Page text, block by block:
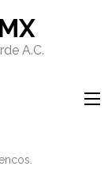
A.C.